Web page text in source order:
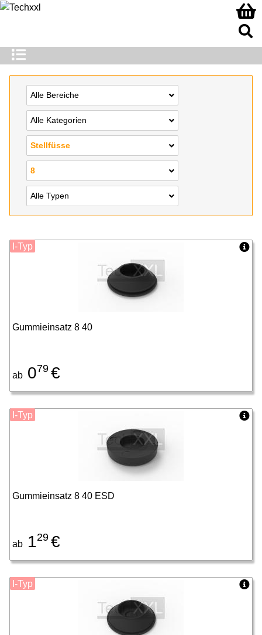
Alle Bereiche
Alle Kategorien
Stellfüsse
8
Alle Typen
Gummieinsatz 8 40
ab 079 €
I-Typ
Gummieinsatz 8 40 ESD
ab 129 €
I-Typ
I-Typ